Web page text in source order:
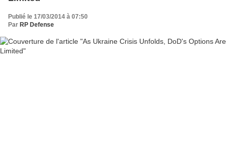
Publié le 17/03/2014 à 07:50
Par RP Defense